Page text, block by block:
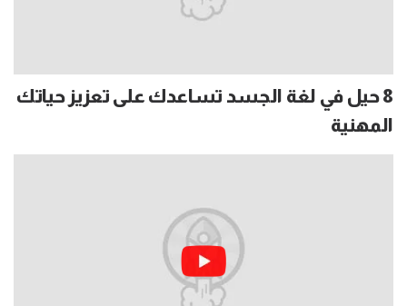
8 حيل في لغة الجسد تساعدك على تعزيز حياتك
المهنية